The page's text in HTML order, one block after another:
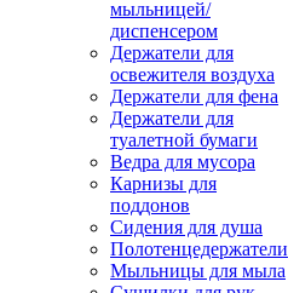
мыльницей/
диспенсером
Держатели для
освежителя воздуха
Держатели для фена
Держатели для
туалетной бумаги
Ведра для мусора
Карнизы для
поддонов
Сидения для душа
Полотенцедержатели
Мыльницы для мыла